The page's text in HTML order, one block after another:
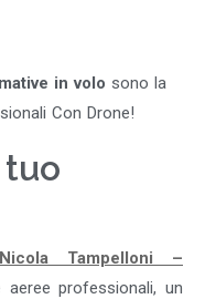
in volo sono la
Con Drone!
Nicola Tampelloni –
aeree professionali, un